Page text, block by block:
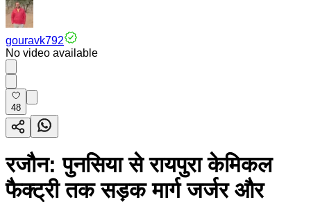
gouravk792
No video available
48
रजौन: पुनसिया से रायपुरा केमिकल
फैक्ट्री तक सड़क मार्ग जर्जर और